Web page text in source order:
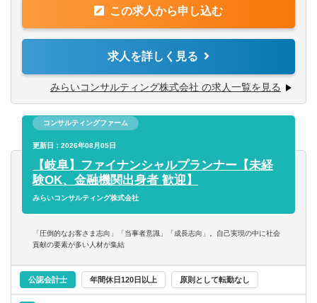
【歓迎される経験・スキル】
・税理士／実務経験３年以上（一般事業会社経験尚可）
・税理士試験2科目以上合格者／実務経験５年以上（一般事
業会社経験者尚可）
・公認会計士／実務経験3年以上
・公認会計士短答式試験合格者/実務経験3年以上（一般事
業会社経験者尚可）
・中小企業診断士/実務経験3年以上
・監査法人勤務者、会計事務所勤務者、金融機関・証券会
社勤務者の方歓迎
・（～40代）組織再編等のプロジェクトマネジャー経験者
に、組織再編コンサルティング業務のプロジェクト推進を
お任せします。
最適な組織再編のプランを共に考え、幅広い視点でお客様
の成長の”実現”を支援します。
て、公認会計士・税理士・社会保険労務士・司法書士など
の専門家チ ームを組成し、あらゆる角度から的確なアドバ
イスを行いながら、最適な組織再編プランを作成し、実行
までサポートします。
す。
【仕事の内容】地域に拠点を置く中小企業や、IPOを目指
す成長企業から上場会社まで、幅広い業種・企業規模のお
この求人から申し込む
求人を詳しく見る
みらいコンサルティング株式会社 の求人一覧を見る
コンサルティングファーム
更新日：2026年08月05日
【岐阜】ファイナンシャルプランナー【未経
験OK、金融機関出身者 歓迎】
みらいコンサルティング株式会社
「圧倒的なお客さま志向」「当事者意識」「成長志向」。自己実現の中に社会
貢献の要素が多い人材が集結
公認会計士 年間休日120日以上 原則として転勤なし